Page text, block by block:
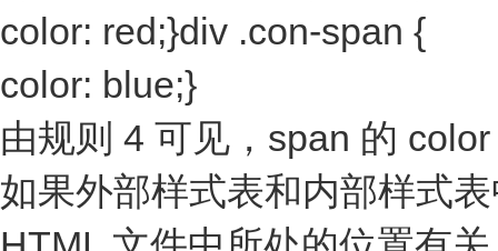
color: red;}div .con-span {
color: blue;}
由规则 4 可见，span 的
如果外部样式表和内部样式